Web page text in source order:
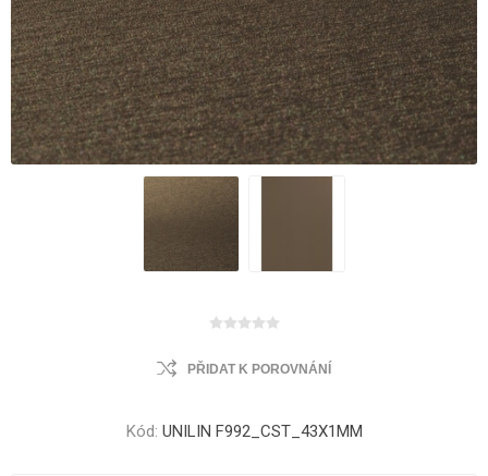
PŘIDAT K POROVNÁNÍ
Kód: UNILIN F992_CST_43X1MM